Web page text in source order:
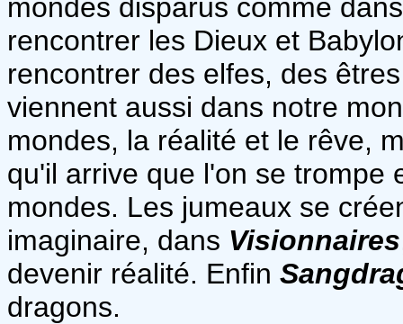
mondes disparus comme
rencontrer les Dieux et
rencontrer des elfes, des
viennent aussi dans notre
mondes, la réalité et le rêve,
qu'il arrive que l'on se trompe
mondes. Les jumeaux se
imaginaire, dans Visionnaires
devenir réalité. Enfin
dragons.